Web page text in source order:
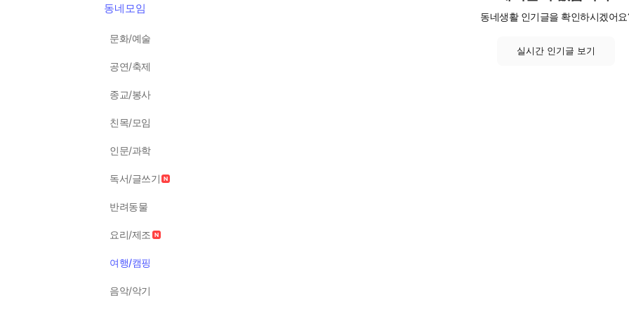
동네모임
문화/예술
공연/축제
종교/봉사
친목/모임
인문/과학
독서/글쓰기
반려동물
요리/제조
여행/캠핑
음악/악기
동네생활 인기글을 확인하시겠어요
실시간 인기글 보기